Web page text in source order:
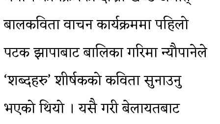
बालकविता वाचन कार्यक्रममा पहिलो
पटक झापाबाट बालिका गरिमा न्यौपानेले
‘शब्दहरु’ शीर्षकको कविता सुनाउनु
भएको थियो । यसै गरी बेलायतबाट